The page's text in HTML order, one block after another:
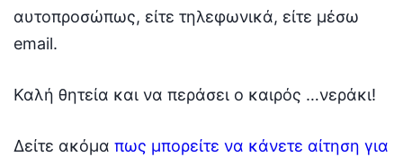
αυτοπροσώπως, είτε τηλεφωνικά, είτε μέσω
email.
Καλή θητεία και να περάσει ο καιρός …νεράκι!
Δείτε ακόμα πως μπορείτε να κάνετε αίτηση για